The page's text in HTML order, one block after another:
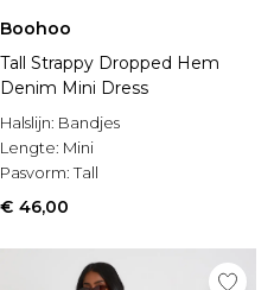
Boohoo
Tall Strappy Dropped Hem
Denim Mini Dress
Halslijn: Bandjes
Lengte: Mini
Pasvorm:Tall
€ 46,00